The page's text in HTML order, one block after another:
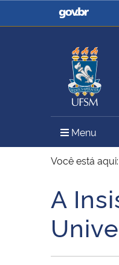
Casa Civil
Ministério da
Pecuária e
Ministério do
Secretaria de
Menu
Você está aqui:
Início do
A